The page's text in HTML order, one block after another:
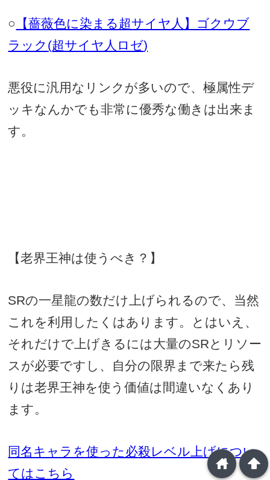
○
【薔薇色に染まる超サイヤ人】ゴクウブ
ラック (超サイヤ人ロゼ)
悪役に汎用なリンクが多いので、極属性デ
ッキなんかでも非常に優秀な働きは出来ま
す。
【老界王神は使うべき？】
SRの一星龍の数だけ上げられるので、当然
これを利用したくはあります。とはいえ、
それだけで上げきるには大量のSRとリソー
スが必要ですし、自分の限界まで来たら残
りは老界王神を使う価値は間違いなくあり
ます。
同名キャラを使った必殺レベル上げについ
てはこちら
arrowup
home